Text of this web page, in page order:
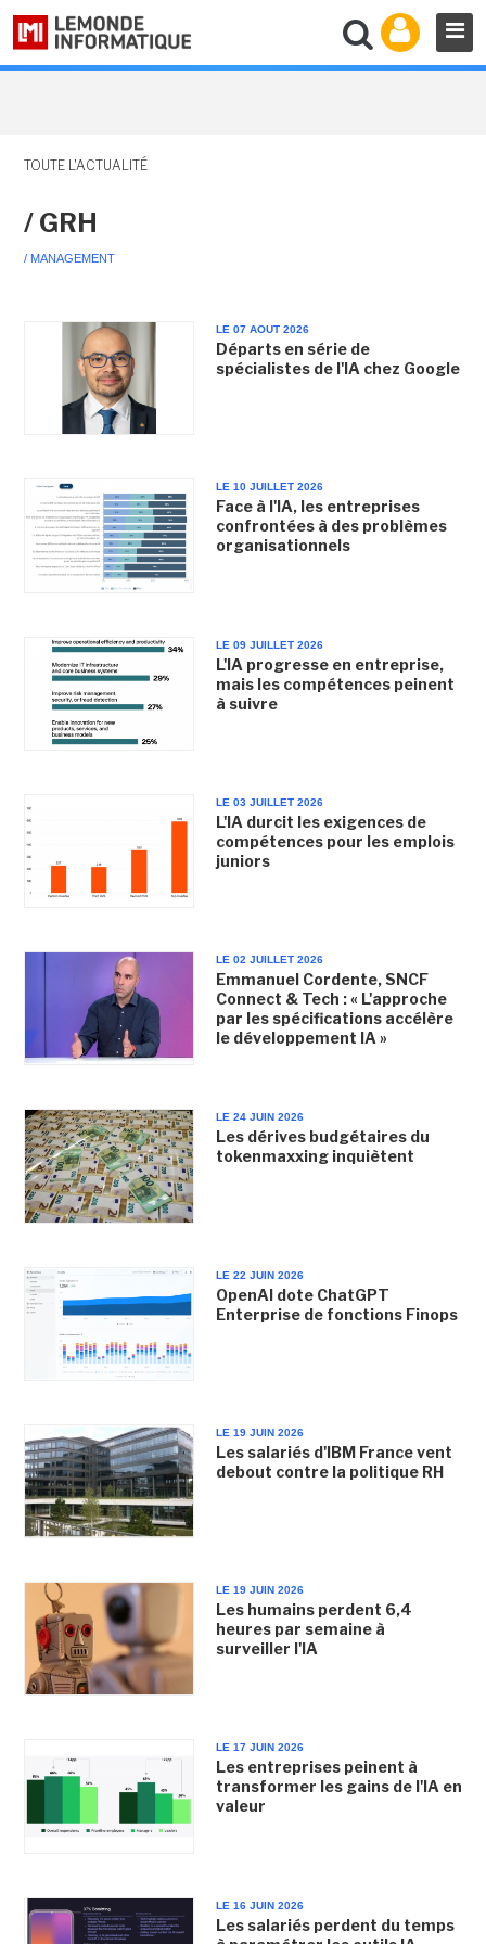
TOUTE L'ACTUALITÉ
/ GRH
/ MANAGEMENT
LE 07 AOUT 2026
Départs en série de
spécialistes de l'IA chez Google
LE 10 JUILLET 2026
Face à l'IA, les entreprises
confrontées à des problèmes
organisationnels
LE 09 JUILLET 2026
L'IA progresse en entreprise,
mais les compétences peinent
à suivre
LE 03 JUILLET 2026
L'IA durcit les exigences de
compétences pour les emplois
juniors
LE 02 JUILLET 2026
Emmanuel Cordente, SNCF
Connect & Tech : « L'approche
par les spécifications accélère
le développement IA »
LE 24 JUIN 2026
Les dérives budgétaires du
tokenmaxxing inquiètent
LE 22 JUIN 2026
OpenAI dote ChatGPT
Enterprise de fonctions Finops
LE 19 JUIN 2026
Les salariés d'IBM France vent
debout contre la politique RH
LE 19 JUIN 2026
Les humains perdent 6,4
heures par semaine à
surveiller l'IA
LE 17 JUIN 2026
Les entreprises peinent à
transformer les gains de l'IA en
valeur
LE 16 JUIN 2026
Les salariés perdent du temps